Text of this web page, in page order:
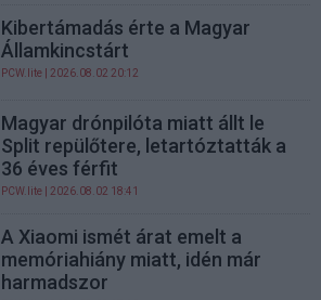
Kibertámadás érte a Magyar
Államkincstárt
PCW.lite | 2026.08.02 20:12
Magyar drónpilóta miatt állt le
Split repülőtere, letartóztatták a
36 éves férfit
PCW.lite | 2026.08.02 18:41
A Xiaomi ismét árat emelt a
memóriahiány miatt, idén már
harmadszor